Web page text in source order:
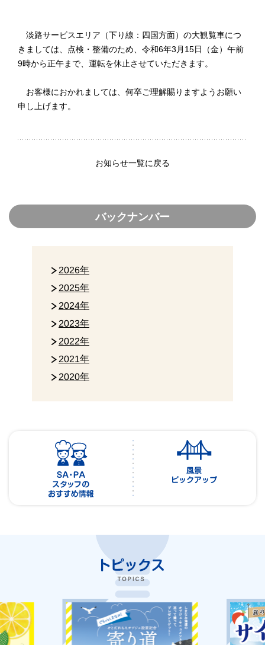
淡路サービスエリア（下り線：四国方面）の大観覧車につ
きましては、点検・整備のため、令和6年3月15日（金）午前
9時から正午まで、運転を休止させていただきます。
お客様におかれましては、何卒ご理解賜りますようお願い
申し上げます。
お知らせ一覧に戻る
バックナンバー
2026年
2025年
2024年
2023年
2022年
2021年
2020年